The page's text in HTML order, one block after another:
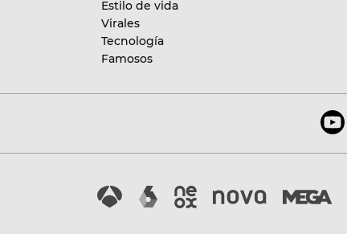
Estilo de vida
Virales
Tecnología
Famosos